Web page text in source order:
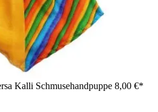
Kalli Schmusehandpuppe 8,00 €*